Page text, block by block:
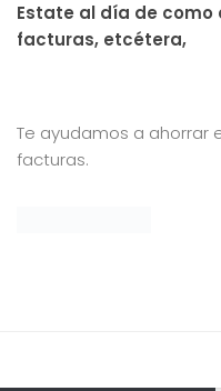
Estate al día de
facturas, etcétera,
Te ayudamos a ahorrar
facturas.